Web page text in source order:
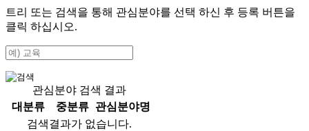
트리 또는 검색을 통해 관심분야를 선택 하신 후 등록 버튼을
클릭 하십시오.
관심분야 검색 결과
대분류
중분류
관심분야명
검색결과가 없습니다.